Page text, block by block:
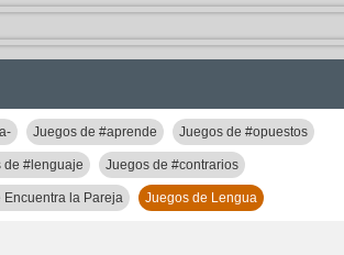
Juegos de #aprende Juegos de #opuestos
de #lenguaje Juegos de #contrarios
Encuentra la Pareja Juegos de Lengua